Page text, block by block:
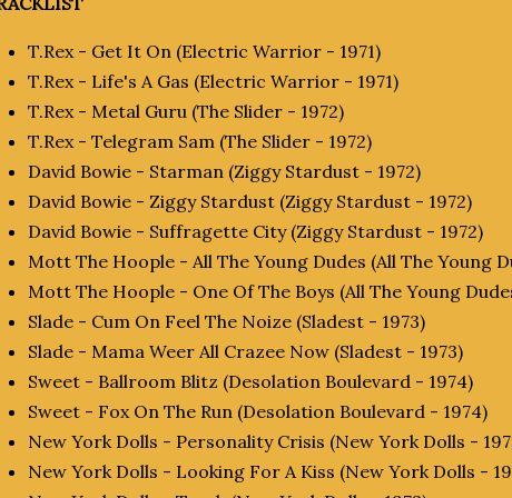
T.Rex - Get It On (Electric Warrior - 1971)
T.Rex - Life's A Gas (Electric Warrior - 1971)
T.Rex - Metal Guru (The Slider - 1972)
T.Rex - Telegram Sam (The Slider - 1972)
David Bowie - Starman (Ziggy Stardust - 1972)
David Bowie - Ziggy Stardust (Ziggy Stardust - 1972)
David Bowie - Suffragette City (Ziggy Stardust - 1972)
Mott The Hoople - All The Young Dudes (All The Young
Mott The Hoople - One Of The Boys (All The Young
Slade - Cum On Feel The Noize (Sladest - 1973)
Slade - Mama Weer All Crazee Now (Sladest - 1973)
Sweet - Ballroom Blitz (Desolation Boulevard - 1974)
Sweet - Fox On The Run (Desolation Boulevard - 1974)
New York Dolls - Personality Crisis (New York Dolls -
New York Dolls - Looking For A Kiss (New York Dolls -